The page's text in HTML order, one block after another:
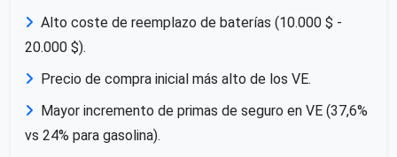
Alto coste de reemplazo de baterías (10.000 $ -
20.000 $).
Precio de compra inicial más alto de los VE.
Mayor incremento de primas de seguro en VE (37,6%
vs 24% para gasolina).